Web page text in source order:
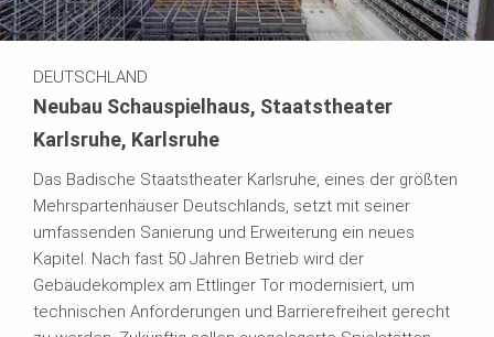
DEUTSCHLAND
Neubau Schauspielhaus, Staatstheater
Karlsruhe, Karlsruhe
Das Badische Staatstheater Karlsruhe, eines der größten
Mehrspartenhäuser Deutschlands, setzt mit seiner
umfassenden Sanierung und Erweiterung ein neues
Kapitel. Nach fast 50 Jahren Betrieb wird der
Gebäudekomplex am Ettlinger Tor modernisiert, um
technischen Anforderungen und Barrierefreiheit gerecht